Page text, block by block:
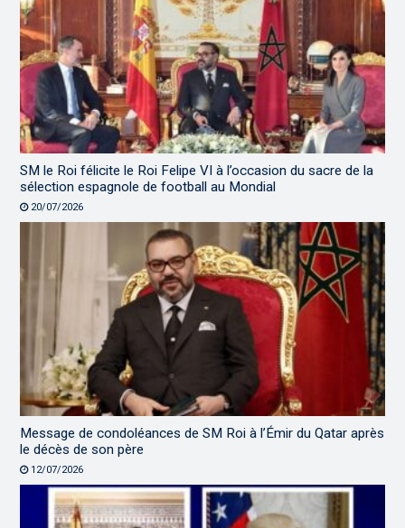
SM le Roi félicite le Roi Felipe VI à l’occasion du sacre de la
sélection espagnole de football au Mondial
20/07/2026
Message de condoléances de SM Roi à l’Émir du Qatar après
le décès de son père
12/07/2026